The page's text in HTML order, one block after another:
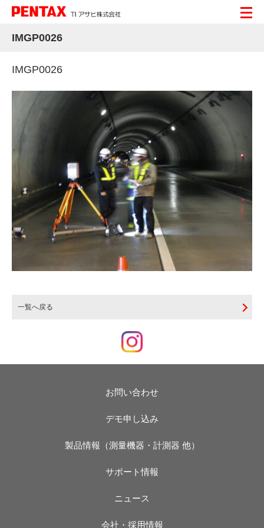
IMGP0026
IMGP0026
一覧へ戻る
お問い合わせ
デモ申し込み
製品情報（測量機器・計測器 他）
サポート情報
ニュース
会社・採用情報